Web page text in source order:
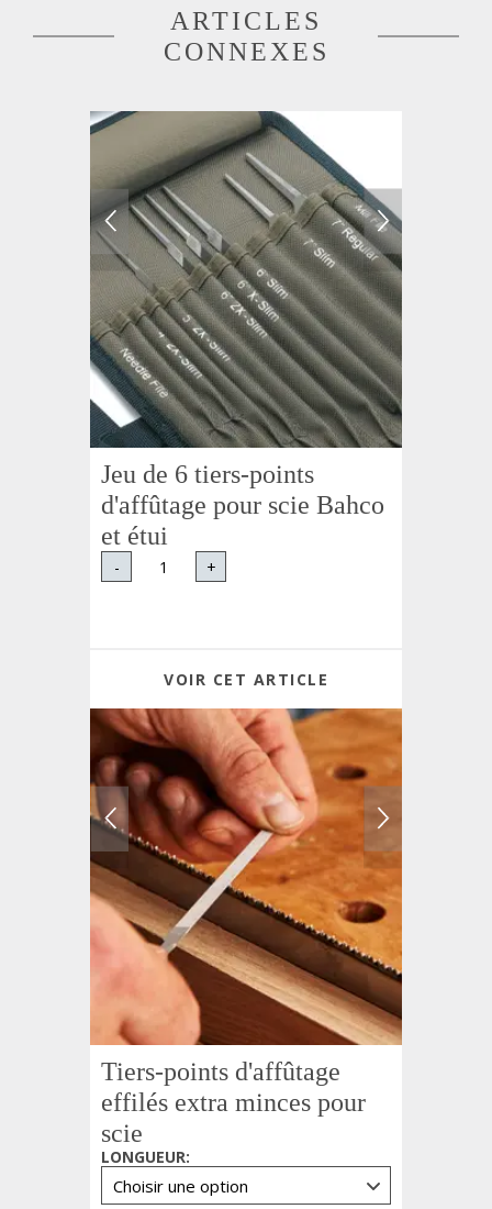
ARTICLES
CONNEXES
Jeu de 6 tiers-points
d'affûtage pour scie Bahco
et étui
- +
VOIR CET ARTICLE
Tiers-points d'affûtage
effilés extra minces pour
scie
LONGUEUR: